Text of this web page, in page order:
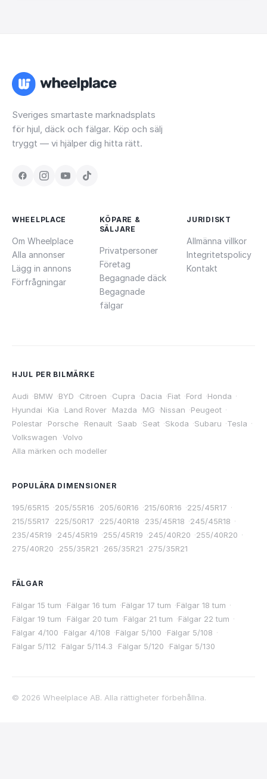
Sveriges smartaste marknadsplats
för hjul, däck och fälgar. Köp och sälj
tryggt — vi hjälper dig hitta rätt.
WHEELPLACE
Om Wheelplace
Alla annonser
Lägg in annons
Förfrågningar
KÖPARE &
SÄLJARE
Privatpersoner
Företag
Begagnade däck
Begagnade
fälgar
JURIDISKT
Allmänna villkor
Integritetspolicy
Kontakt
HJUL PER BILMÄRKE
Audi ·BMW ·BYD ·Citroen ·Cupra ·Dacia ·Fiat ·Ford ·Honda ·
Hyundai ·Kia ·Land Rover ·Mazda ·MG ·Nissan ·Peugeot ·
Polestar ·Porsche ·Renault ·Saab ·Seat ·Skoda ·Subaru ·Tesla ·
Volkswagen ·Volvo
Alla märken och modeller
POPULÄRA DIMENSIONER
195/65R15 ·205/55R16 ·205/60R16 ·215/60R16 ·225/45R17 ·
215/55R17 ·225/50R17 ·225/40R18 ·235/45R18 ·245/45R18 ·
235/45R19 ·245/45R19 ·255/45R19 ·245/40R20 ·255/40R20 ·
275/40R20 ·255/35R21 ·265/35R21 ·275/35R21
FÄLGAR
Fälgar 15 tum ·Fälgar 16 tum ·Fälgar 17 tum ·Fälgar 18 tum ·
Fälgar 19 tum ·Fälgar 20 tum ·Fälgar 21 tum ·Fälgar 22 tum ·
Fälgar 4/100 ·Fälgar 4/108 ·Fälgar 5/100 ·Fälgar 5/108 ·
Fälgar 5/112 ·Fälgar 5/114.3 ·Fälgar 5/120 ·Fälgar 5/130
© 2026 Wheelplace AB. Alla rättigheter förbehållna.